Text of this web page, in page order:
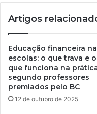
Artigos
Educação financeira
escolas: o que trava e o
que funciona na
segundo professores
premiados pelo BC
12 de outubro de 2025